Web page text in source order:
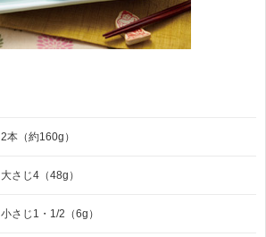
2本（約160g）
大さじ4（48g）
小さじ1・1/2（6g）